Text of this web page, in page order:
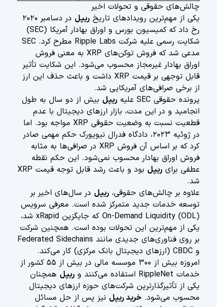
چالش‌های حقوقی و تحولات اخیر
یکی از مهم‌ترین رویدادهای تاریخ ریپل
در دسامبر ۲۰۲۰
رخ داد که کمیسیون بورس و اوراق بهادار آمریکا (SEC)
شکایت رسمی علیه شرکت Ripple Labs مطرح کرد. SEC
مدعی شد که فروش توکن‌های XRP به معنی فروش
اوراق بهادار غیرمجاز محسوب می‌شود. این شکایت تأثیر
قابل توجهی بر قیمت XRP داشت و باعث حذف این ارز
از برخی صرافی‌های آمریکایی شد.
پرونده حقوقی SEC علیه
ریپل بیش از دو سال به طول
انجامید و در این مدت، بازار ارزهای دیجیتال با عدم
قطعیت نسبت به وضعیت حقوقی XRP مواجه بود. اما
در ژوئیه ۲۰۲۳، دادگاه فدرال نیویورک حکم مهمی صادر
کرد که بر اساس آن فروش XRP در صرافی‌ها به مثابه
فروش اوراق بهادار محسوب نمی‌شود. این حکم نقطه
عطفی برای ریپل
بود و باعث رشد قابل توجه قیمت XRP
شد.
علاوه بر چالش‌های حقوقی، ریپل در سال‌های اخیر بر
توسعه خدمات جدید متمرکز شده است. معرفی سرویس
On-Demand Liquidity (ODL) که جایگزین xRapid شد،
یکی از مهم‌ترین این تحولات بوده است. همچنین شرکت
بر روی فناوری‌های جدیدی مانند Federated Sidechains
و CBDC (ارزهای دیجیتال بانک مرکزی) کار می‌کند.
امروزه بیش از ۳۰۰ موسسه مالی در بیش از ۵۵ کشور از
خدمات RippleNet استفاده می‌کنند و
ریپل همچنان
یکی از تأثیرگذارترین شرکت‌های حوزه ارزهای دیجیتال
محسوب می‌شود. خرید ریپل نیز پس از حل مسائل